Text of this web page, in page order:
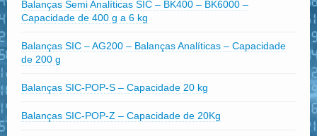
Balanças Semi Analíticas SIC – BK400 – BK6000 –
Capacidade de 400 g a 6 kg
Balanças SIC – AG200 – Balanças Analíticas – Capacidade
de 200 g
Balanças SIC-POP-S – Capacidade 20 kg
Balanças SIC-POP-Z – Capacidade de 20Kg